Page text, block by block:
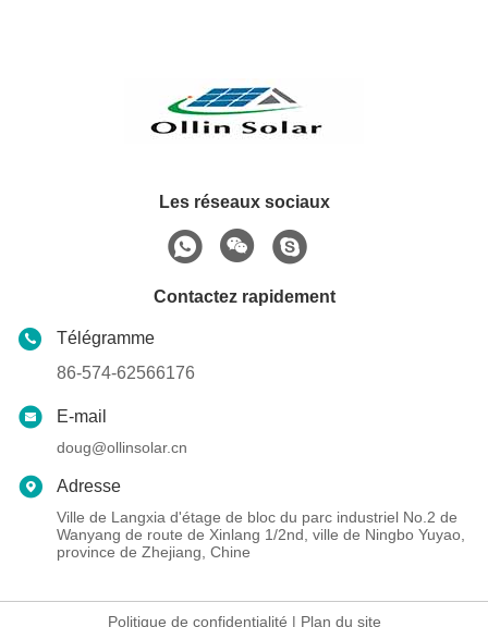
Les réseaux sociaux
Contactez rapidement
Télégramme
86-574-62566176
E-mail
doug@ollinsolar.cn
Adresse
Ville de Langxia d'étage de bloc du parc industriel No.2 de
Wanyang de route de Xinlang 1/2nd, ville de Ningbo Yuyao,
province de Zhejiang, Chine
Politique de confidentialité | Plan du site